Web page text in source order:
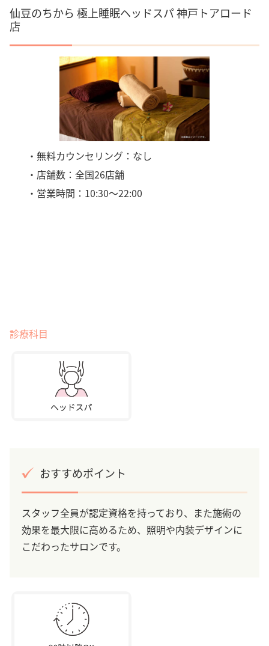
仙豆のちから 極上睡眠ヘッドスパ 神戸トアロード
店
・無料カウンセリング：なし
・店舗数：全国26店舗
・営業時間：10:30～22:00
診療科目
おすすめポイント
スタッフ全員が認定資格を持っており、また施術の
効果を最大限に高めるため、照明や内装デザインに
こだわったサロンです。